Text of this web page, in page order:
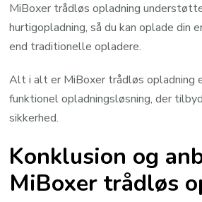
MiBoxer trådløs opladning
hurtigopladning, så du kan oplade din
end traditionelle opladere.
Alt i alt er MiBoxer trådløs opladning
funktionel opladningsløsning, der
sikkerhed.
Konklusion og
MiBoxer trådløs